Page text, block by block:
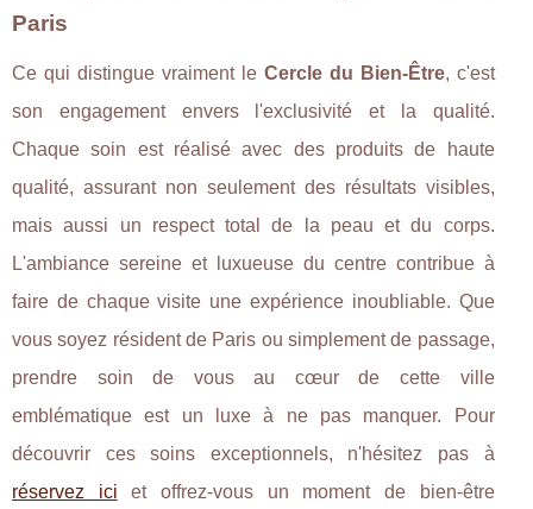
Paris
Ce qui distingue vraiment le Cercle du Bien-Être, c'est
son engagement envers l'exclusivité et la qualité.
Chaque soin est réalisé avec des produits de haute
qualité, assurant non seulement des résultats visibles,
mais aussi un respect total de la peau et du corps.
L'ambiance sereine et luxueuse du centre contribue à
faire de chaque visite une expérience inoubliable. Que
vous soyez résident de Paris ou simplement de passage,
prendre soin de vous au cœur de cette ville
emblématique est un luxe à ne pas manquer. Pour
découvrir ces soins exceptionnels, n'hésitez pas à
réservez ici et offrez-vous un moment de bien-être